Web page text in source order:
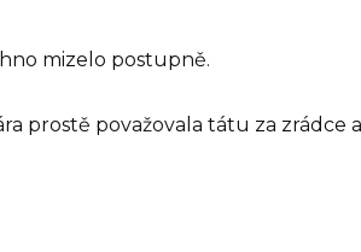
mizelo postupně.
prostě považovala tátu za zrádce